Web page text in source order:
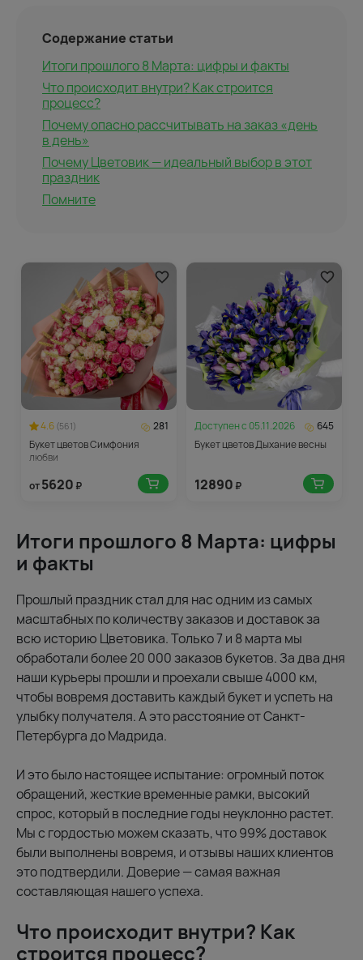
Содержание статьи
Итоги прошлого 8 Марта: цифры и факты
Что происходит внутри? Как строится
процесс?
Почему опасно рассчитывать на заказ «день
в день»
Почему Цветовик — идеальный выбор в этот
праздник
Помните
4.6 (561)
281
Букет цветов Симфония
любви
от5620 ₽
Доступен с 05.11.2026
645
Букет цветов Дыхание весны
12890 ₽
Итоги прошлого 8 Марта: цифры
и факты
Прошлый праздник стал для нас одним из самых
масштабных по количеству заказов и доставок за
всю историю Цветовика. Только 7 и 8 марта мы
обработали более 20 000 заказов букетов. За два дня
наши курьеры прошли и проехали свыше 4000 км,
чтобы вовремя доставить каждый букет и успеть на
улыбку получателя. А это расстояние от Санкт-
Петербурга до Мадрида.
И это было настоящее испытание: огромный поток
обращений, жесткие временные рамки, высокий
спрос, который в последние годы неуклонно растет.
Мы с гордостью можем сказать, что 99% доставок
были выполнены вовремя, и отзывы наших клиентов
это подтвердили. Доверие — самая важная
составляющая нашего успеха.
Что происходит внутри? Как
строится процесс?